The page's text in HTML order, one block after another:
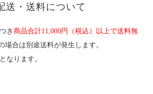
送・送料について
き商品合計11,000円（税込）以上で送料無
場合は別途送料が発生します。
なります。